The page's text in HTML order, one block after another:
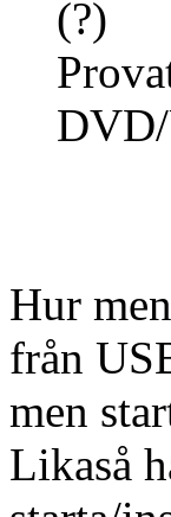
(?)
DVD/
Hur
från
men
Likaså